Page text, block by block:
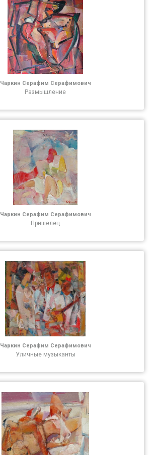
Чаркин Серафим Серафимович
Размышление
Чаркин Серафим Серафимович
Пришелец
Чаркин Серафим Серафимович
Уличные музыканты